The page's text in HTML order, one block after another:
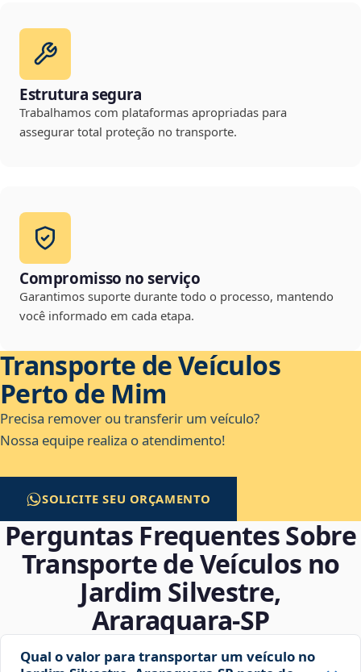
Estrutura segura
Trabalhamos com plataformas apropriadas para
assegurar total proteção no transporte.
Compromisso no serviço
Garantimos suporte durante todo o processo, mantendo
você informado em cada etapa.
Transporte de Veículos
Perto de Mim
Precisa remover ou transferir um veículo?
Nossa equipe realiza o atendimento!
SOLICITE SEU ORÇAMENTO
Perguntas Frequentes Sobre
Transporte de Veículos no
Jardim Silvestre,
Araraquara‑SP
Qual o valor para transportar um veículo no